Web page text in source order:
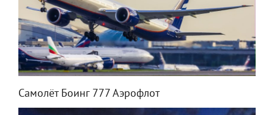
Самолёт Боинг 777 Аэрофлот